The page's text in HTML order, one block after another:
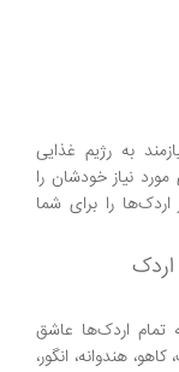
به رژیم غذایی
نیاز خودشان را
را برای شما
تمام اردک‌ها عاشق
هندوانه، انگور،